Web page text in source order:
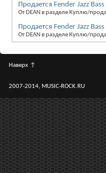
Продается Fender Jazz Bass
От DEAN в разделе Куплю/
Продается Fender Jazz
От DEAN в разделе Куплю/
Наверх ↑
2007-2014, MUSIC-ROCK.RU